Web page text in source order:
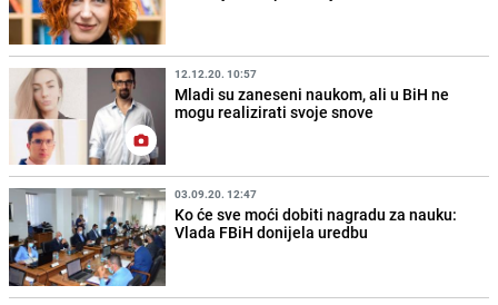
12.12.20. 10:57
Mladi su zaneseni naukom, ali u BiH ne
mogu realizirati svoje snove
03.09.20. 12:47
Ko će sve moći dobiti nagradu za nauku:
Vlada FBiH donijela uredbu